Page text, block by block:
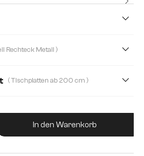
( Kreuzgestell Rechteck Metall )
Rechteck Edelstahl Graphit
( Tischplatten ab 200 cm )
cm Anzahl: Gib den
In den Warenkorb